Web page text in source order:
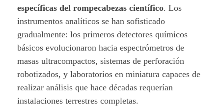
específicas del rompecabezas científico. Los
instrumentos analíticos se han sofisticado
gradualmente: los primeros detectores químicos
básicos evolucionaron hacia espectrómetros de
masas ultracompactos, sistemas de perforación
robotizados, y laboratorios en miniatura capaces de
realizar análisis que hace décadas requerían
instalaciones terrestres completas.